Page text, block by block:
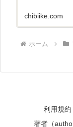
chibiike.com
ホーム
利用規約
著者（author